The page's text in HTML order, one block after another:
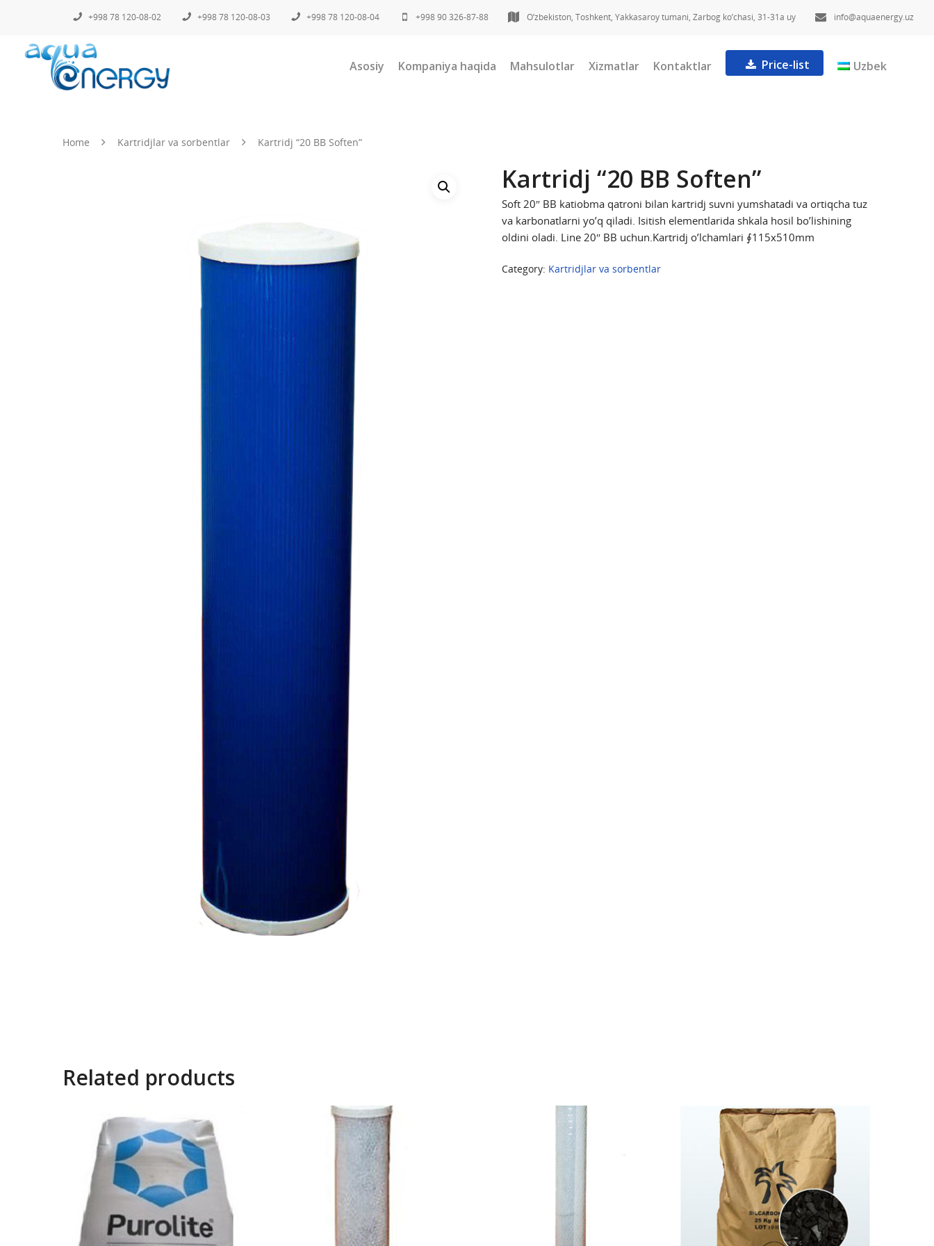
+998 78 120-08-02 +998 78 120-08-03 +998 78 120-08-04 +998 90 326-87-88 O’zbekiston, Toshkent, Yakkasaroy tumani, Zarbog ko’chasi, 31-31a uy info@aquaenergy.uz
Asosiy Kompaniya haqida Mahsulotlar Xizmatlar Kontaktlar Price-list Uzbek
Home Kartridjlar va sorbentlar Kartridj “20 BB Soften”
Kartridj “20 BB Soften”
Soft 20″ BB katiobma qatroni bilan kartridj suvni yumshatadi va ortiqcha tuz
va karbonatlarni yo’q qiladi. Isitish elementlarida shkala hosil bo’lishining
oldini oladi. Line 20″ BB uchun.Kartridj o’lchamlari ∮115x510mm
Category: Kartridjlar va sorbentlar
Related products